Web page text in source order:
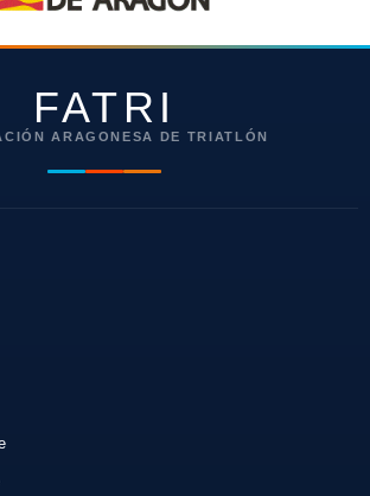
FATRI
ARAGONESA DE TRIATLÓN